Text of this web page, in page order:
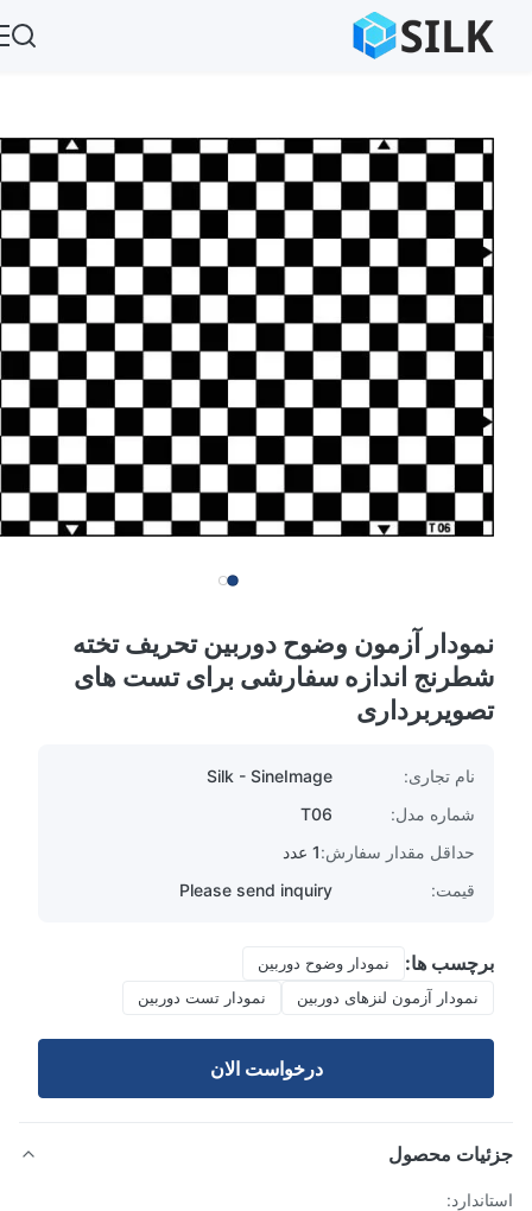
نمودار آزمون وضوح دوربین تحریف تخته
شطرنج اندازه سفارشی برای تست های
تصویربرداری
نام تجاری:
Silk - SineImage
شماره مدل:
حداقل مقدار سفارش:1 عدد
قیمت:
Please send inquiry
برچسب ها:
نمودار وضوح دوربین
نمودار آزمون لنزهای دوربین
نمودار تست دوربین
درخواست الان
محصول